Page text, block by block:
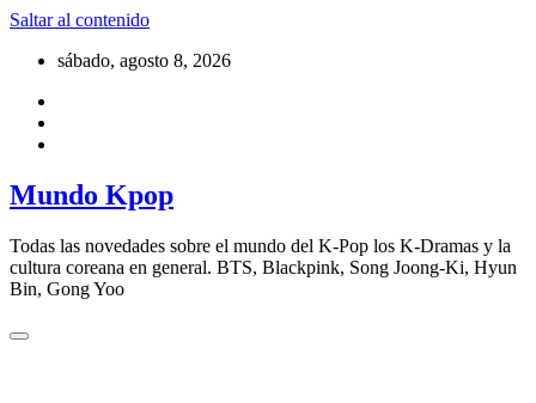
Saltar al contenido
sábado, agosto 8, 2026
Mundo Kpop
Todas las novedades sobre el mundo del K-Pop los K-Dramas y la
cultura coreana en general. BTS, Blackpink, Song Joong-Ki, Hyun
Bin, Gong Yoo